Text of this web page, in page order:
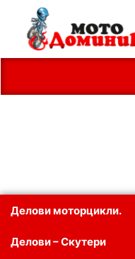
Делови моторцикли.
Делови – Скутери